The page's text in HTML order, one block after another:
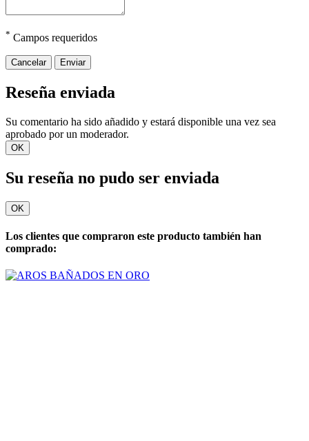
* Campos requeridos
Cancelar Enviar
Reseña enviada
Su comentario ha sido añadido y estará disponible una vez sea
aprobado por un moderador.
OK
Su reseña no pudo ser enviada
OK
Los clientes que compraron este producto también han
comprado: